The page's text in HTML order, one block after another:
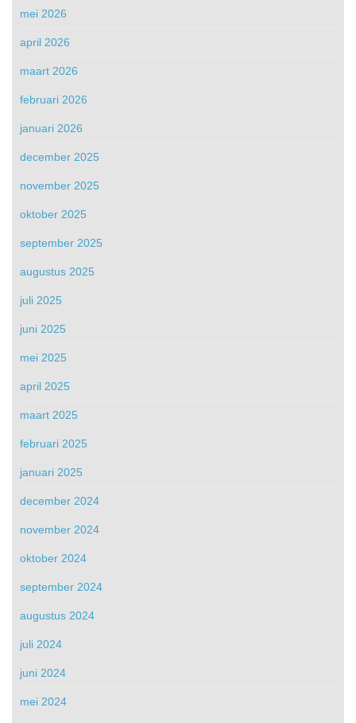
mei 2026
april 2026
maart 2026
februari 2026
januari 2026
december 2025
november 2025
oktober 2025
september 2025
augustus 2025
juli 2025
juni 2025
mei 2025
april 2025
maart 2025
februari 2025
januari 2025
december 2024
november 2024
oktober 2024
september 2024
augustus 2024
juli 2024
juni 2024
mei 2024